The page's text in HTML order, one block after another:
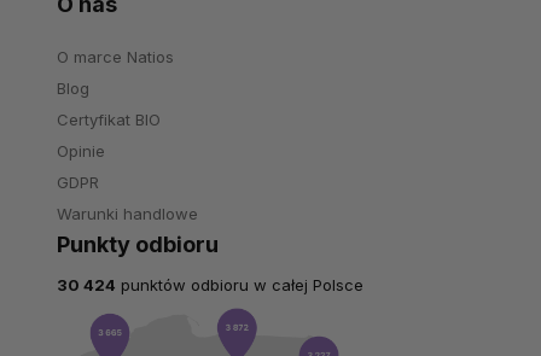
O marce Natios
Blog
Certyfikat BIO
Opinie
GDPR
Warunki handlowe
Punkty odbioru
30 424 punktów odbioru w całej Polsce